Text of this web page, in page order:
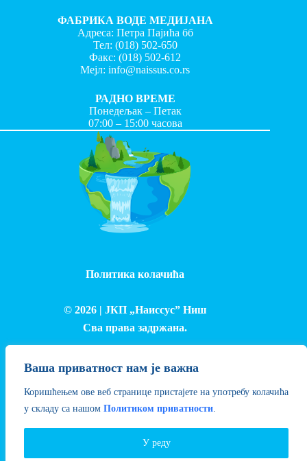
Ваша приватност нам је важна
Коришћењем ове веб странице пристајете на употребу колачића
у складу са нашом Политиком приватности.
У реду
ФАБРИКА ВОДЕ МЕДИЈАНА
Адреса: Петра Пајића бб
Тел: (018) 502-650
Факс:(018) 502-612
Мејл:info@naissus.co.rs
РАДНО ВРЕМЕ
Понедељак – Петак
07:00 – 15:00 часова
Политика колачића
© 2026 | ЈКП „Наиссус” Ниш
Сва права задржана.
Израда и одржавање сајта - Лука Петровић